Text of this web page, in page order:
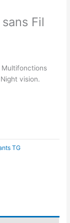
Fil
Multifonctions
vision.
TG